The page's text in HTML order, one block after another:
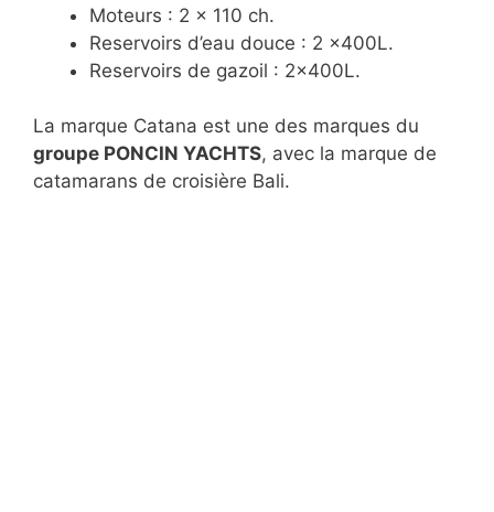
Moteurs : 2 x 110 ch.
Reservoirs d’eau douce : 2 x400L.
Reservoirs de gazoil : 2x400L.
La marque Catana est une des marques du
groupe PONCIN YACHTS, avec la marque de
catamarans de croisière Bali.